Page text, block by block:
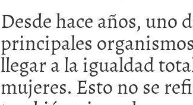
de abril
de 2026
Comparativa Costes vs
acelera la rentabilidad?
12 de
Meses sin intereses: Cómo
compras
24 de noviembre de
Planificar tu herencia también
Desde hace años, uno
principales
llegar a la igualdad
mujeres. Esto no se